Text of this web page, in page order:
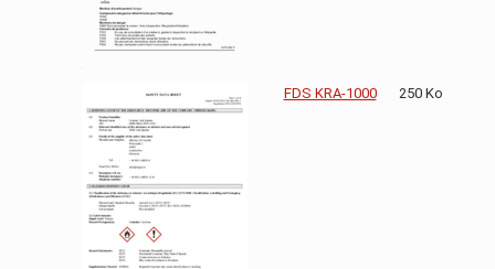
FDS KRA-1000 250 Ko